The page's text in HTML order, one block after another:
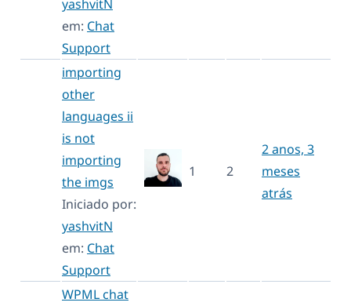
yashvitN
em: Chat
Support
importing
other
languages ii
is not
importing
the imgs
Iniciado por:
yashvitN
em: Chat
Support
1 2
2 anos, 3
meses
atrás
WPML chat